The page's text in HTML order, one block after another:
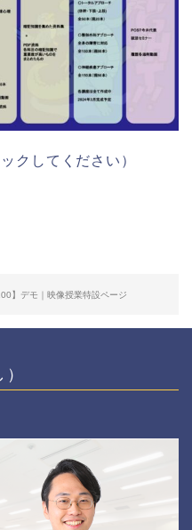
クしてください）
】デモ｜映像授業特設ページ